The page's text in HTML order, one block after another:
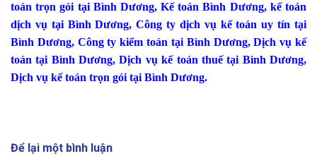
toán trọn gói tại Bình Dương,Kế toán Bình Dương, kế toán
dịch vụ tại Bình Dương,Công ty dịch vụ kế toán uy tín tại
Bình Dương, Công ty kiểm toán tại Bình Dương,Dịch vụ kế
toán tại Bình Dương,Dịch vụ kế toán thuế tại Bình Dương,
Dịch vụ kế toán trọn gói tại Bình Dương.
Để lại một bình luận